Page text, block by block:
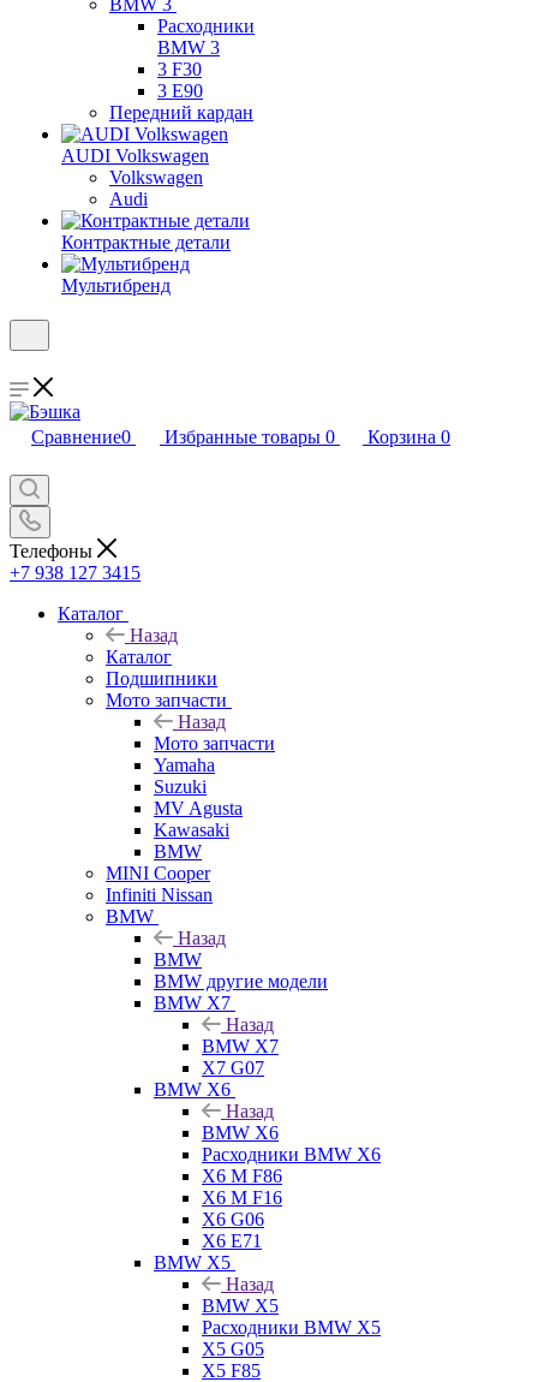
BMW 3
Расходники
BMW 3
3 F30
3 E90
Передний кардан
AUDI Volkswagen
Volkswagen
Audi
Контрактные детали
Мультибренд
Сравнение0 Избранные товары 0 Корзина 0
Телефоны
+7 938 127 3415
Каталог
Назад
Каталог
Подшипники
Мото запчасти
Назад
Мото запчасти
Yamaha
Suzuki
MV Agusta
Kawasaki
BMW
MINI Cooper
Infiniti Nissan
BMW
Назад
BMW
BMW другие модели
BMW X7
Назад
BMW X7
X7 G07
BMW X6
Назад
BMW X6
Расходники BMW X6
X6 M F86
X6 M F16
X6 G06
X6 E71
BMW X5
Назад
BMW X5
Расходники BMW X5
X5 G05
X5 F85